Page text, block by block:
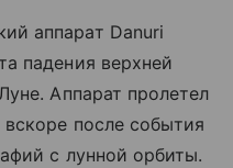
аппарат Danuri
падения верхней
Аппарат пролетел
после события
с лунной орбиты.